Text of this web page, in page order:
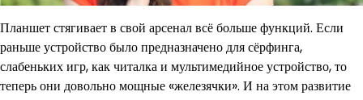
Планшет стягивает в свой арсенал всё больше функций. Если
раньше устройство было предназначено для сёрфинга,
слабеньких игр, как читалка и мультимедийное устройство, то
теперь они довольно мощные «железячки». И на этом развитие